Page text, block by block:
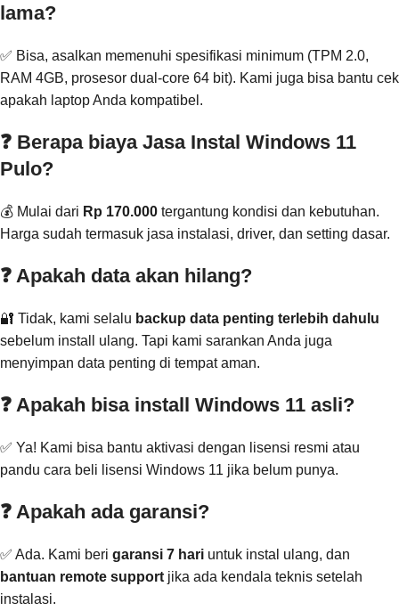
lama?
✅ Bisa, asalkan memenuhi spesifikasi minimum (TPM 2.0,
RAM 4GB, prosesor dual-core 64 bit). Kami juga bisa bantu cek
apakah laptop Anda kompatibel.
❓ Berapa biaya Jasa Instal Windows 11
Pulo?
💰 Mulai dari Rp 170.000 tergantung kondisi dan kebutuhan.
Harga sudah termasuk jasa instalasi, driver, dan setting dasar.
❓ Apakah data akan hilang?
🔐 Tidak, kami selalu backup data penting terlebih dahulu
sebelum install ulang. Tapi kami sarankan Anda juga
menyimpan data penting di tempat aman.
❓ Apakah bisa install Windows 11 asli?
✅ Ya! Kami bisa bantu aktivasi dengan lisensi resmi atau
pandu cara beli lisensi Windows 11 jika belum punya.
❓ Apakah ada garansi?
✅ Ada. Kami beri garansi 7 hari untuk instal ulang, dan
bantuan remote support jika ada kendala teknis setelah
instalasi.